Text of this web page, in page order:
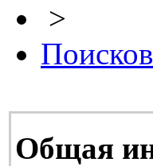
>
Общая